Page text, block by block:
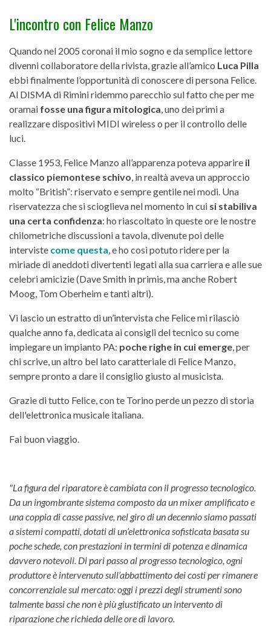
L'incontro con Felice Manzo
Quando nel 2005 coronai il mio sogno e da semplice lettore
divenni collaboratore della rivista, grazie all’amico Luca Pilla
ebbi finalmente l’opportunità di conoscere di persona Felice.
Al DISMA di Rimini ridemmo parecchio sul fatto che per me
oramai fosse una figura mitologica, uno dei primi a
realizzare dispositivi MIDI wireless o per il controllo delle
luci.
Classe 1953, Felice Manzo all’apparenza poteva apparire il
classico piemontese schivo, in realtà aveva un approccio
molto “British”: riservato e sempre gentile nei modi. Una
riservatezza che si scioglieva nel momento in cui si stabiliva
una certa confidenza: ho riascoltato in queste ore le nostre
chilometriche discussioni a tavola, divenute poi delle
interviste come questa, e ho così potuto ridere per la
miriade di aneddoti divertenti legati alla sua carriera e alle sue
celebri amicizie (Dave Smith in primis, ma anche Robert
Moog, Tom Oberheim e tanti altri).
Vi lascio un estratto di un’intervista che Felice mi rilasciò
qualche anno fa, dedicata ai consigli del tecnico su come
impiegare un impianto PA: poche righe in cui emerge, per
chi scrive, un altro bel lato caratteriale di Felice Manzo,
sempre pronto a dare il consiglio giusto al musicista.
Grazie di tutto Felice, con te Torino perde un pezzo di storia
dell'elettronica musicale italiana.
Fai buon viaggio.
"La figura del riparatore è cambiata con il progresso tecnologico.
Da un ingombrante sistema composto da un mixer amplificato e
una coppia di casse passive, nel giro di un decennio siamo passati
a sistemi compatti, dotati di un’elettronica sofisticata basata su
poche schede, con prestazioni in termini di potenza e dinamica
davvero notevoli. Di pari passo al progresso tecnologico, ogni
produttore è intervenuto sull’abbattimento dei costi per rimanere
concorrenziale sul mercato: oggi i prezzi degli strumenti sono
talmente bassi che non è più giustificato un intervento di
riparazione che richieda delle ore di lavoro.